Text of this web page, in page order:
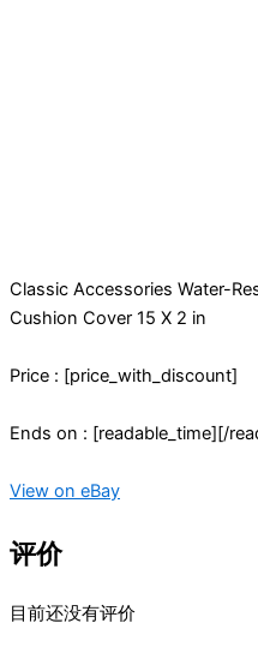
Classic Accessories Water-
Cushion Cover 15 X 2 in
Price : [price_with_discount]
Ends on : [readable_time][/
View on eBay
评价
目前还没有评价